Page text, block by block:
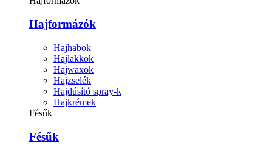
Hajformázók
Hajhabok
Hajlakkok
Hajwaxok
Hajzselék
Hajdúsító spray-k
Hajkrémek
Fésűk
Fésűk